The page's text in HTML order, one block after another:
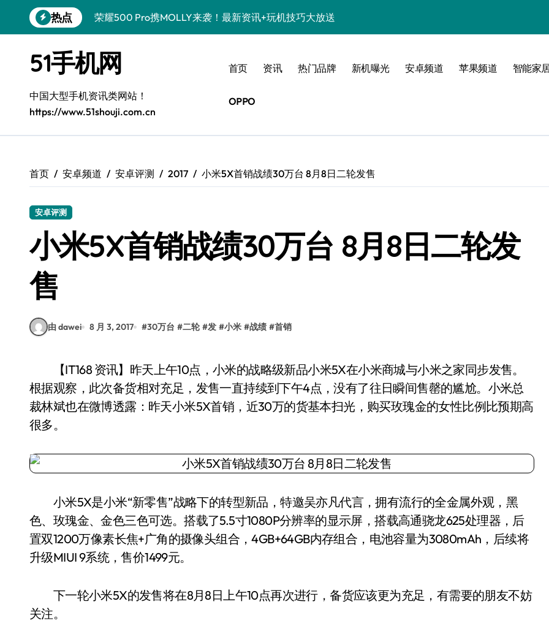
到
热点
荣耀500 Pro携MOLLY来袭！最新资讯+玩机技巧大放送
OPPO Find X9 Pro亮点大揭秘，实用技巧一网打尽！
vivo S50 Pro mini来袭！小屏旗舰，亮点多多速来瞧！
REDMI K90深度揭秘！超强配置亮点，速来一睹为快！
荣耀ROBOT PHONE，智掌生活，资讯随行一手握！
华为nova 15 Ultra新功能解锁，限时优惠速抢不容错过！
荣耀WIN资讯秒速达，手机管家助你快人一步领风骚！
51手机网
中国大型手机资讯类网站！
https://www.51shouji.com.cn
首页 资讯 热门品牌 新机曝光 安卓频道 苹果频道 智能家
OPPO
首页 安卓频道 安卓评测 2017 小米5X首销战绩30万台 8月8日二轮发售
安卓评测
小米5X首销战绩30万台 8月8日二轮发
售
由 dawei 8 月 3, 2017 #30万台 #二轮 #发 #小米 #战绩 #首销
【IT168 资讯】昨天上午10点，小米的战略级新品小米5X在小米商城与小米之家同步发售。
根据观察，此次备货相对充足，发售一直持续到下午4点，没有了往日瞬间售罄的尴尬。小米总
裁林斌也在微博透露：昨天小米5X首销，近30万的货基本扫光，购买玫瑰金的女性比例比预期高
很多。
小米5X是小米“新零售”战略下的转型新品，特邀吴亦凡代言，拥有流行的全金属外观，黑
色、玫瑰金、金色三色可选。搭载了5.5寸1080P分辨率的显示屏，搭载高通骁龙625处理器，后
置双1200万像素长焦+广角的摄像头组合，4GB+64GB内存组合，电池容量为3080mAh，后续将
升级MIUI 9系统，售价1499元。
下一轮小米5X的发售将在8月8日上午10点再次进行，备货应该更为充足，有需要的朋友不妨
关注。